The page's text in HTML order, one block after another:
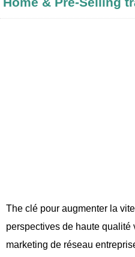
The clé pour augmenter la
perspectives de haute qualité
marketing de réseau